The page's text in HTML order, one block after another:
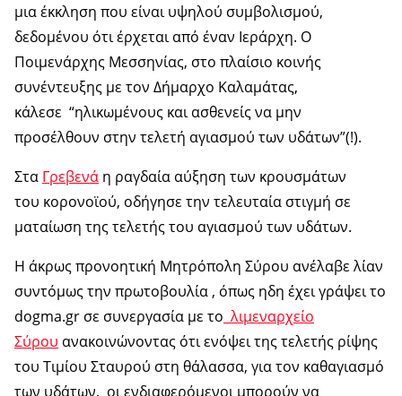
μια έκκληση που είναι υψηλού συμβολισμού,
δεδομένου ότι έρχεται από έναν Ιεράρχη. Ο
Ποιμενάρχης Μεσσηνίας, στο πλαίσιο κοινής
συνέντευξης με τον Δήμαρχο Καλαμάτας,
κάλεσε “ηλικωμένους και ασθενείς να μην
προσέλθουν στην τελετή αγιασμού των υδάτων”(!).
Στα Γρεβενά η ραγδαία αύξηση των κρουσμάτων
του κορονοϊού, οδήγησε την τελευταία στιγμή σε
ματαίωση της τελετής του αγιασμού των υδάτων.
Η άκρως προνοητική Μητρόπολη Σύρου ανέλαβε λίαν
συντόμως την πρωτοβουλία , όπως ηδη έχει γράψει το
dogma.gr σε συνεργασία με το λιμεναρχείο
Σύρου ανακοινώνοντας ότι ενόψει της τελετής ρίψης
του Τιμίου Σταυρού στη θάλασσα, για τον καθαγιασμό
των υδάτων, οι ενδιαφερόμενοι μπορούν να